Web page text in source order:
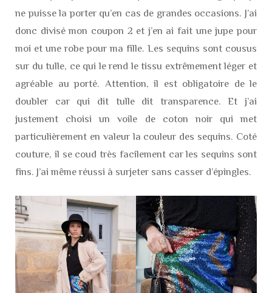
ne puisse la porter qu’en cas de grandes occasions. J’ai
donc divisé mon coupon 2 et j’en ai fait une jupe pour
moi et une robe pour ma fille. Les sequins sont cousus
sur du tulle, ce qui le rend le tissu extrêmement léger et
agréable au porté. Attention, il est obligatoire de le
doubler car qui dit tulle dit transparence. Et j’ai
justement choisi un voile de coton noir qui met
particulièrement en valeur la couleur des sequins. Coté
couture, il se coud très facilement car les sequins sont
fins. J’ai même réussi à surjeter sans casser d’épingles.